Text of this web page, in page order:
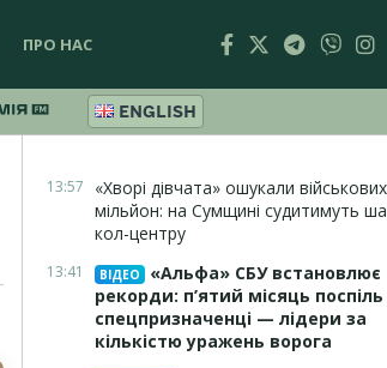
ПРО НАС
ENGLISH
13:57
«Хворі дівчата» ошукали
мільйон: на Сумщині судитимуть
кол-центру
13:41 ВІДЕО
«Альфа» СБУ встановлює
рекорди: п’ятий місяць поспіль
спецпризначенці — лідери за
кількістю уражень ворога